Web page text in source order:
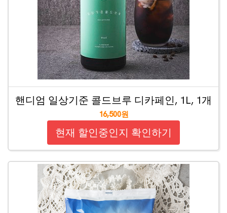
핸디엄 일상기준 콜드브루 디카페인, 1L, 1개
16,500원
현재 할인중인지 확인하기